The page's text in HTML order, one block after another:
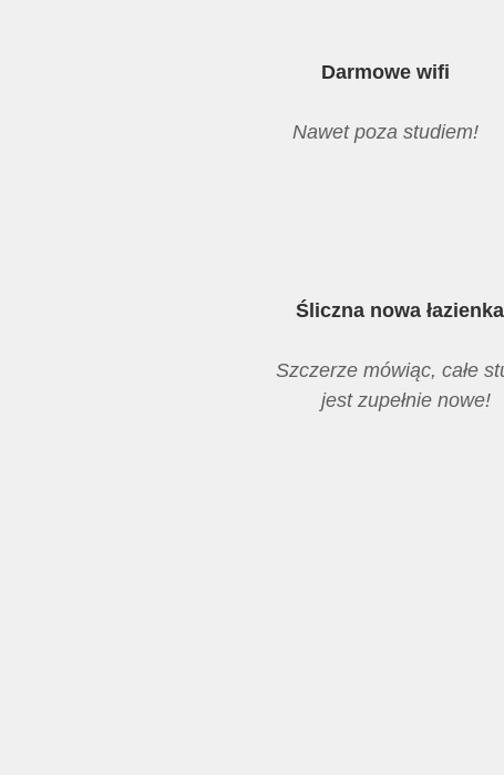
Darmowe wifi
Nawet poza studiem!
Śliczna nowa
Szczerze mówiąc, całe
jest zupełnie nowe!